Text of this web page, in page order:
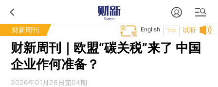
财新周刊 试听
T中
English
财新周刊｜欧盟“碳关税”来了 中国
企业作何准备？
2026年01月26日第04期